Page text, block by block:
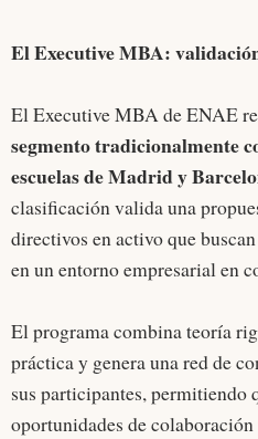
El Executive MBA:
El Executive MBA de ENAE
segmento tradicionalmente
escuelas de Madrid y
clasificación valida una
directivos en activo que
en un entorno empresarial en
El programa combina teoría
práctica y genera una red de
sus participantes, permitiendo
oportunidades de